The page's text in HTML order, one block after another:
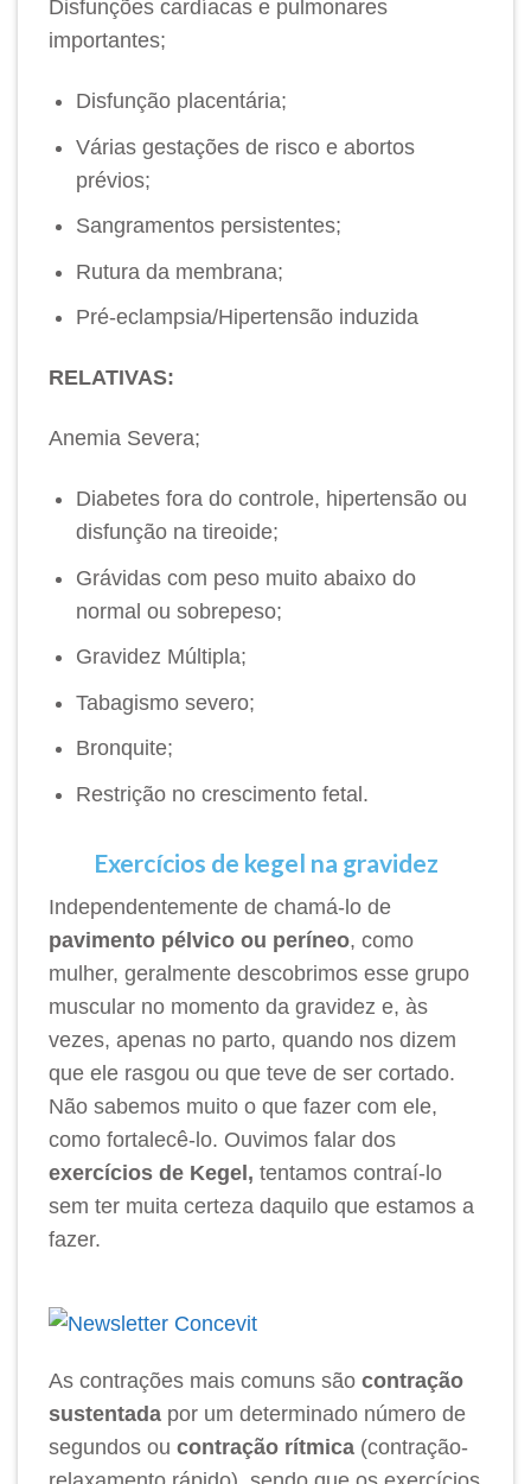
Disfunções cardíacas e pulmonares
importantes;
Disfunção placentária;
Várias gestações de risco e abortos
prévios;
Sangramentos persistentes;
Rutura da membrana;
Pré-eclampsia/Hipertensão induzida
RELATIVAS:
Anemia Severa;
Diabetes fora do controle, hipertensão ou
disfunção na tireoide;
Grávidas com peso muito abaixo do
normal ou sobrepeso;
Gravidez Múltipla;
Tabagismo severo;
Bronquite;
Restrição no crescimento fetal.
Exercícios de kegel na gravidez
Independentemente de chamá-lo de
pavimento pélvico ou períneo, como
mulher, geralmente descobrimos esse grupo
muscular no momento da gravidez e, às
vezes, apenas no parto, quando nos dizem
que ele rasgou ou que teve de ser cortado.
Não sabemos muito o que fazer com ele,
como fortalecê-lo. Ouvimos falar dos
exercícios de Kegel,tentamos contraí-lo
sem ter muita certeza daquilo que estamos a
fazer.
As contrações mais comuns sãocontração
sustentada por um determinado número de
segundos oucontração rítmica (contração-